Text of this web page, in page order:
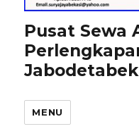
Pusat Sewa
Jabodetabek
MENU